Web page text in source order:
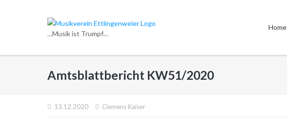
…Musik ist Trumpf…
Home
Amtsblattbericht KW51/2020
13.12.2020 Clemens Kaiser